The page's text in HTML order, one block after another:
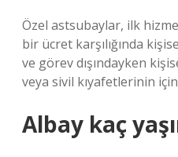
Özel astsubaylar, ilk
bir ücret karşılığında
ve görev dışındayken
veya sivil kıyafetlerinin
Albay kaç